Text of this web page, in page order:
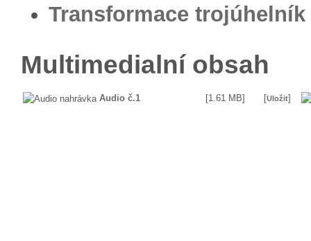
Transformace trojúhelník
Multimedialní obsah
Audio č.1 [1.61 MB] [Uložit]